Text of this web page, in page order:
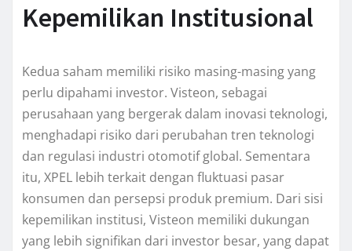
Kepemilikan Institusional
Kedua saham memiliki risiko masing-masing yang
perlu dipahami investor. Visteon, sebagai
perusahaan yang bergerak dalam inovasi teknologi,
menghadapi risiko dari perubahan tren teknologi
dan regulasi industri otomotif global. Sementara
itu, XPEL lebih terkait dengan fluktuasi pasar
konsumen dan persepsi produk premium. Dari sisi
kepemilikan institusi, Visteon memiliki dukungan
yang lebih signifikan dari investor besar, yang dapat